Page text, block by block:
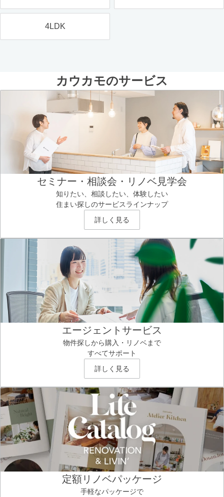
4LDK
カウカモのサービス
セミナー・相談会・リノベ見学会
知りたい、相談したい、体験したい
住まい探しのサービスラインナップ
詳しく見る
エージェントサービス
物件探しから購入・リノベまで
すべてサポート
詳しく見る
定額リノベパッケージ
手軽なパッケージで